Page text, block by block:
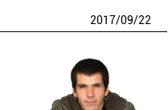
2017/09/22